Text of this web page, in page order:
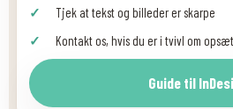
Tjek at tekst og billeder er skarpe
Kontakt os, hvis du er i tvivl om
Guide til